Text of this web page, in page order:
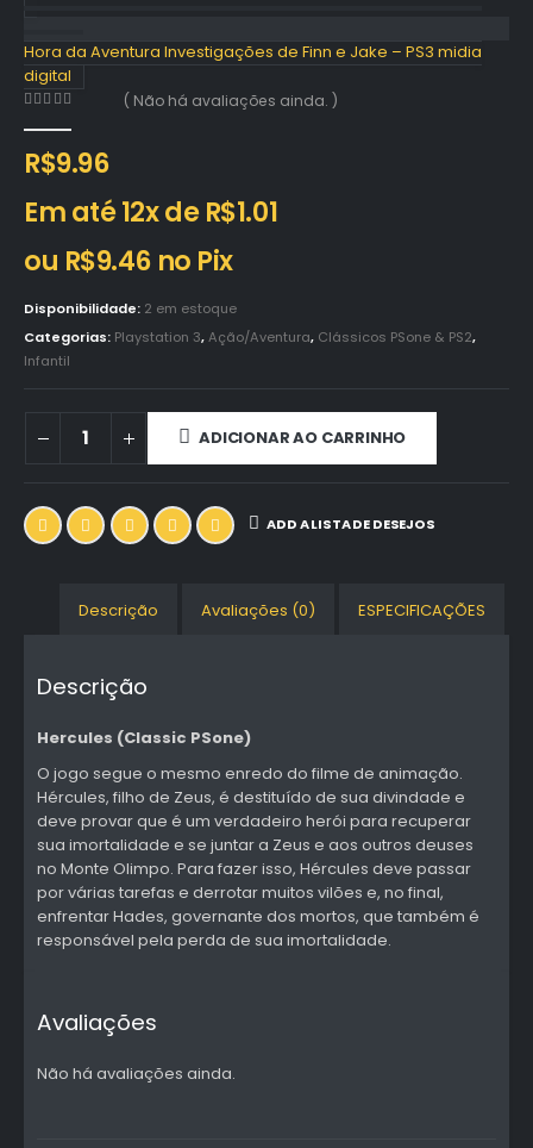
Hora da Aventura Investigações de Finn e Jake – PS3 midia
digital
( Não há avaliações ainda. )
R$9.96
Em até 12x deR$1.01
ou R$9.46 no Pix
Disponibilidade: 2 em estoque
Categorias: Playstation 3,Ação/Aventura, Clássicos PSone & PS2,
Infantil
ADICIONAR AO CARRINHO
ADD A LISTA DE DESEJOS
Descrição Avaliações (0) ESPECIFICAÇÕES
Descrição
Hercules (Classic PSone)
O jogo segue o mesmo enredo do filme de animação.
Hércules, filho de Zeus, é destituído de sua divindade e
deve provar que é um verdadeiro herói para recuperar
sua imortalidade e se juntar a Zeus e aos outros deuses
no Monte Olimpo. Para fazer isso, Hércules deve passar
por várias tarefas e derrotar muitos vilões e, no final,
enfrentar Hades, governante dos mortos, que também é
responsável pela perda de sua imortalidade.
Avaliações
Não há avaliações ainda.